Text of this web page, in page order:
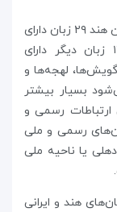
طبق آمار رسمی دولت در سال ۲۰۰۱، در سرزمین هند ۲۹ زبان دارای
گویشور بالای یک میلیون نفر است و ۱۲۲ زبان دیگر دارای
لهجه‌ها و
بسیار بیشتر
رسمی و
رسمی و ملی
یا ناحیه ملی
هند و ایرانی